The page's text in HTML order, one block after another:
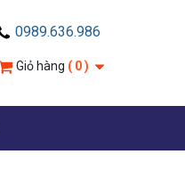
0989.636.986
Giỏ hàng ( 0 )